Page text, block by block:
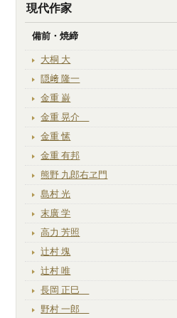
現代作家
備前・焼締
大桐 大
隠﨑 隆一
金重 巌
金重 晃介
金重 愫
金重 有邦
熊野 九郎右ヱ門
島村 光
末廣 学
高力 芳照
辻村 塊
辻村 唯
長岡 正巳
野村 一郎